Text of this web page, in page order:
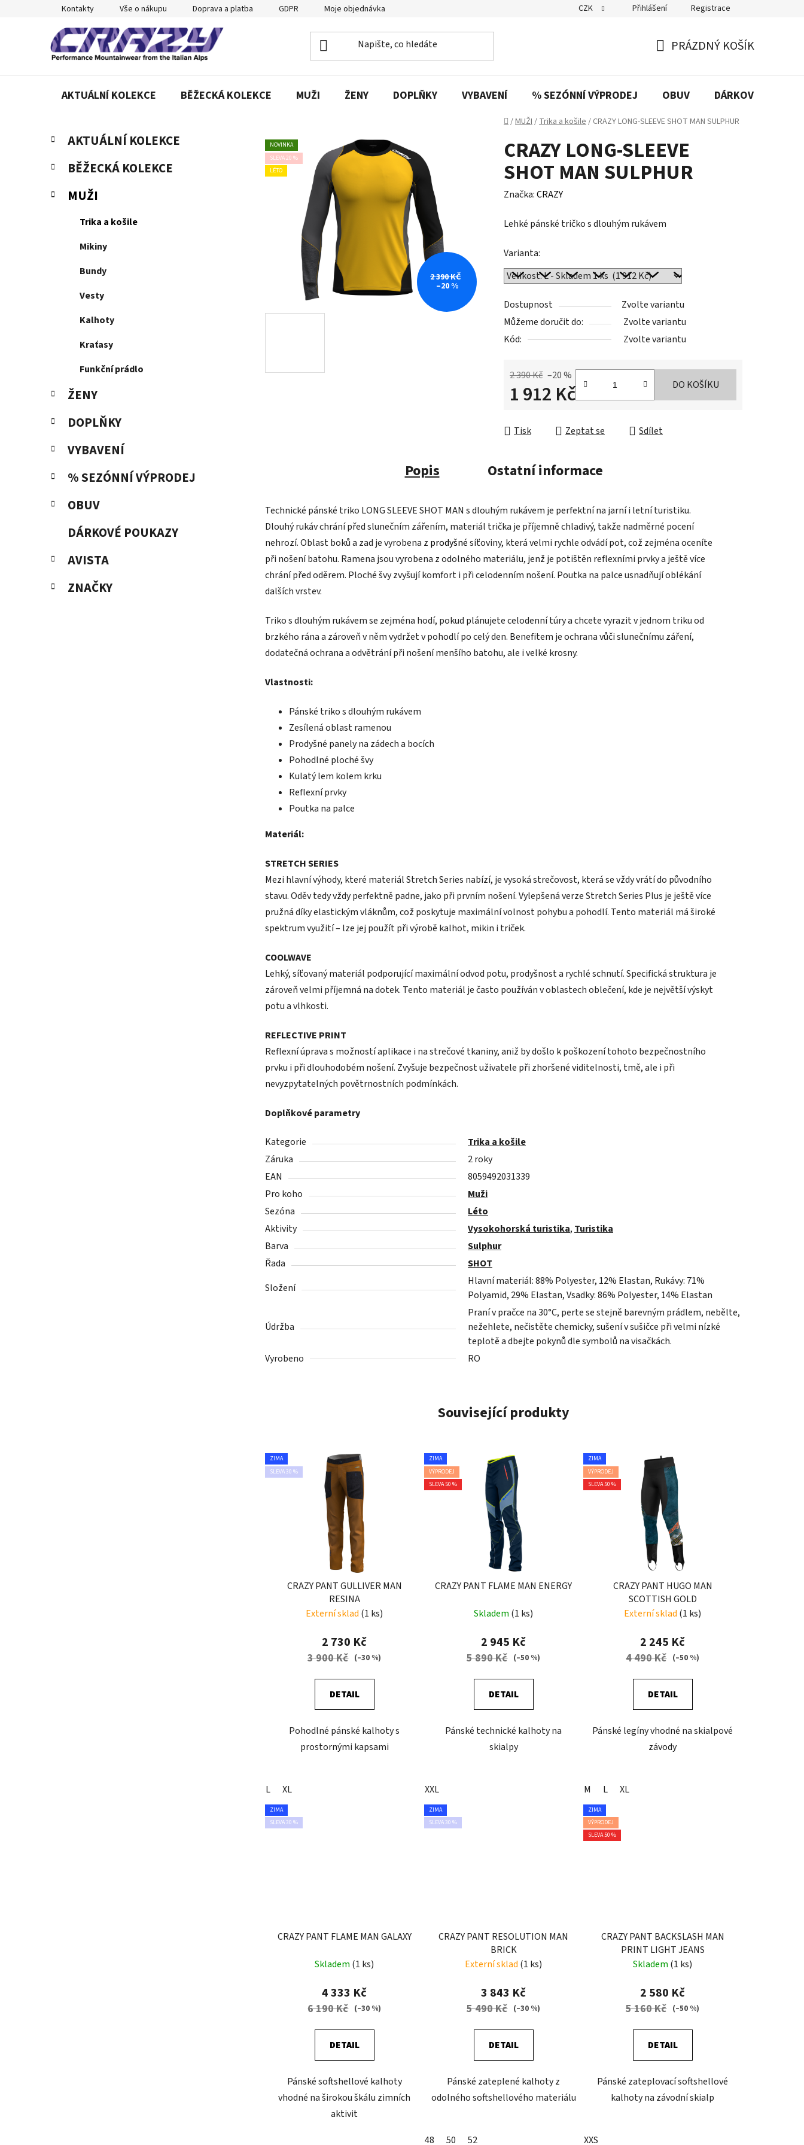
Kontakty Vše o nákupu Doprava a platba GDPR Moje objednávka CZK Přihlášení Registrace
KOŠÍK
PRÁZDNÝ KOŠÍK
AKTUÁLNÍ KOLEKCE BĚŽECKÁ KOLEKCE MUŽI ŽENY DOPLŇKY VYBAVENÍ % SEZÓNNÍ VÝPRODEJ OBUV DÁRKOVÉ
Domů
/MUŽI/Trika a košile/ CRAZY LONG-SLEEVE SHOT MAN SULPHUR
P
s
r
Přeskočit
kategorie
K
a
t
e
o
AKTUÁLNÍ KOLEKCE
BĚŽECKÁ KOLEKCE
MUŽI
Trika a košile
Mikiny
Bundy
Vesty
Kalhoty
Kraťasy
Funkční prádlo
ŽENY
DOPLŇKY
VYBAVENÍ
% SEZÓNNÍ VÝPRODEJ
OBUV
DÁRKOVÉ POUKAZY
AVISTA
ZNAČKY
CRAZY LONG-SLEEVE
SHOT MAN SULPHUR
Značka:CRAZY
Lehké pánské tričko s dlouhým rukávem
Varianta:
Dostupnost
Zvolte variantu
Můžeme doručit do:
Zvolte variantu
Kód:
Zvolte variantu
2 390 Kč –20 %
1 912 Kč DO KOŠÍKU
Tisk Zeptat se Sdílet
NOVINKA
SLEVA 20 %
LÉTO
2 390 KČ
–20 %
Popis Ostatní informace
Technické pánské triko LONG SLEEVE SHOT MAN s dlouhým rukávem je perfektní na jarní i letní turistiku.
Dlouhý rukáv chrání před slunečním zářením, materiál trička je příjemně chladivý, takže nadměrné pocení
nehrozí. Oblast boků a zad je vyrobena z prodyšnésíťoviny, která velmi rychle odvádí pot, což zejména oceníte
při nošení batohu. Ramena jsou vyrobena z odolného materiálu, jenž je potištěn reflexními prvky a ještě více
chrání před oděrem. Ploché švy zvyšují komfort i při celodenním nošení. Poutka na palce usnadňují oblékání
dalších vrstev.
Triko s dlouhým rukávem se zejména hodí, pokud plánujete celodenní túry a chcete vyrazit v jednom triku od
brzkého rána a zároveň v něm vydržet v pohodlí po celý den. Benefitem je ochrana vůči slunečnímu záření,
dodatečná ochrana a odvětrání při nošení menšího batohu, ale i velké krosny.
Vlastnosti:
Pánské triko s dlouhým rukávem
Zesílená oblast ramenou
Prodyšné panely na zádech a bocích
Pohodlné ploché švy
Kulatý lem kolem krku
Reflexní prvky
Poutka na palce
Materiál:
STRETCH SERIES
Mezi hlavní výhody, které materiál Stretch Series nabízí, je vysoká strečovost, která se vždy vrátí do původního
stavu. Oděv tedy vždy perfektně padne, jako při prvním nošení. Vylepšená verze Stretch Series Plus je ještě více
pružná díky elastickým vláknům, což poskytuje maximální volnost pohybu a pohodlí. Tento materiál má široké
spektrum využití – lze jej použít při výrobě kalhot, mikin i triček.
COOLWAVE
Lehký, síťovaný materiál podporující maximální odvod potu, prodyšnost a rychlé schnutí. Specifická struktura je
zároveň velmi příjemná na dotek. Tento materiál je často používán v oblastech oblečení, kde je největší výskyt
potu a vlhkosti.
REFLECTIVE PRINT
Reflexní úprava s možností aplikace i na strečové tkaniny, aniž by došlo k poškození tohoto bezpečnostního
prvku i při dlouhodobém nošení. Zvyšuje bezpečnost uživatele při zhoršené viditelnosti, tmě, ale i při
nevyzpytatelných povětrnostních podmínkách.
Doplňkové parametry
Kategorie
Trika a košile
Záruka
2 roky
EAN
8059492031339
Pro koho
Muži
Sezóna
Léto
Aktivity
Vysokohorská turistika, Turistika
Barva
Sulphur
Řada
SHOT
Složení
Hlavní materiál: 88% Polyester, 12% Elastan, Rukávy: 71%
Polyamid, 29% Elastan, Vsadky: 86% Polyester, 14% Elastan
Údržba
Praní v pračce na 30°C, perte se stejně barevným prádlem, nebělte,
nežehlete, nečistěte chemicky, sušení v sušičce při velmi nízké
teplotě a dbejte pokynů dle symbolů na visačkách.
Vyrobeno
RO
Související produkty
ZIMA
SLEVA 30 %
CRAZY PANT GULLIVER MAN
RESINA
Externí sklad (1 ks)
2 730 Kč
3 900 Kč (–30 %)
DETAIL
Pohodlné pánské kalhoty s
prostornými kapsami
L XL
ZIMA
VÝPRODEJ
SLEVA 50 %
CRAZY PANT FLAME MAN ENERGY
Skladem (1 ks)
2 945 Kč
5 890 Kč (–50 %)
DETAIL
Pánské technické kalhoty na
skialpy
XXL
ZIMA
VÝPRODEJ
SLEVA 50 %
CRAZY PANT HUGO MAN
SCOTTISH GOLD
Externí sklad (1 ks)
2 245 Kč
4 490 Kč (–50 %)
DETAIL
Pánské legíny vhodné na skialpové
závody
M L XL
ZIMA
SLEVA 30 %
CRAZY PANT FLAME MAN GALAXY
Skladem (1 ks)
4 333 Kč
6 190 Kč (–30 %)
DETAIL
Pánské softshellové kalhoty
vhodné na širokou škálu zimních
aktivit
ZIMA
SLEVA 30 %
CRAZY PANT RESOLUTION MAN
BRICK
Externí sklad (1 ks)
3 843 Kč
5 490 Kč (–30 %)
DETAIL
Pánské zateplené kalhoty z
odolného softshellového materiálu
48 50 52
ZIMA
VÝPRODEJ
SLEVA 50 %
CRAZY PANT BACKSLASH MAN
PRINT LIGHT JEANS
Skladem (1 ks)
2 580 Kč
5 160 Kč (–50 %)
DETAIL
Pánské zateplovací softshellové
kalhoty na závodní skialp
XXS